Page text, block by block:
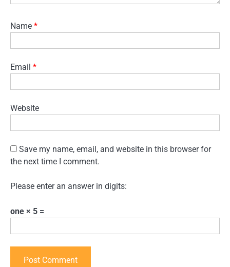
Name *
Email *
Website
Save my name, email, and website in this browser for
the next time I comment.
Please enter an answer in digits:
one × 5 =